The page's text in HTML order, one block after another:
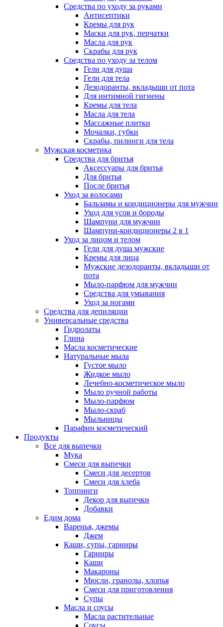
Средства по уходу за руками
Антисептики
Кремы для рук
Маски для рук, перчатки
Масла для рук
Скрабы для рук
Средства по уходу за телом
Гели для душа
Гели для тела
Дезодоранты, вкладыши от пота
Для интимной гигиены
Кремы для тела
Масла для тела
Массажные плитки
Мочалки, губки
Скрабы, пилинги для тела
Мужская косметика
Средства для бритья
Аксессуары для бритья
Для бритья
После бритья
Уход за волосами
Бальзамы и кондиционеры для мужчин
Уход для усов и бороды
Шампуни для мужчин
Шампуни-кондиционеры 2 в 1
Уход за лицом и телом
Гели для душа мужские
Кремы для лица
Мужские дезодоранты, вкладыши от
пота
Мыло-парфюм для мужчин
Средства для умывания
Уход за ногами
Средства для депиляции
Универсальные средства
Гидролаты
Глина
Масла косметические
Натуральные мыла
Густое мыло
Жидкое мыло
Лечебно-косметическое мыло
Мыло ручной работы
Мыло-парфюм
Мыло-скраб
Мыльницы
Парафин косметический
Продукты
Все для выпечки
Мука
Смеси для выпечки
Смеси для десертов
Смеси для хлеба
Топпинги
Декор для выпечки
Добавки
Едим дома
Варенья, джемы
Джем
Каши, супы, гарниры
Гарниры
Каши
Макароны
Мюсли, гранолы, хлопья
Смеси для приготовления
Супы
Масла и соусы
Масла растительные
Соусы